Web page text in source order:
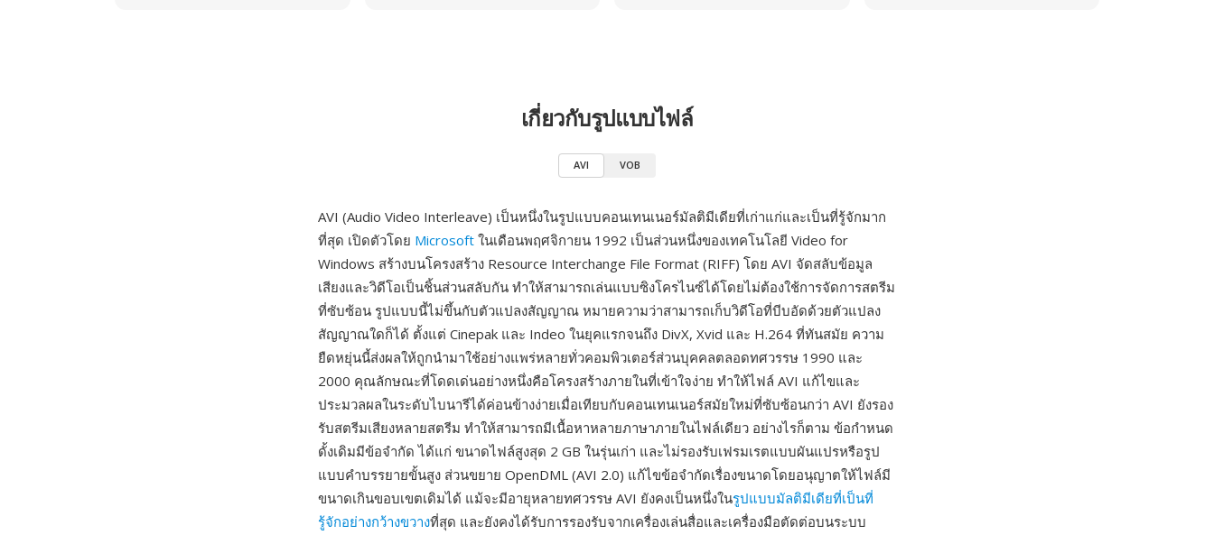
เกี่ยวกับรูปแบบไฟล์
AVI VOB
AVI (Audio Video Interleave) เป็นหนึ่งในรูปแบบคอนเทนเนอร์มัลติมีเดียที่เก่าแก่และเป็นที่รู้จักมาก
ที่สุด เปิดตัวโดย Microsoft ในเดือนพฤศจิกายน 1992 เป็นส่วนหนึ่งของเทคโนโลยี Video for
Windows สร้างบนโครงสร้าง Resource Interchange File Format (RIFF) โดย AVI จัดสลับข้อมูล
เสียงและวิดีโอเป็นชิ้นส่วนสลับกัน ทำให้สามารถเล่นแบบซิงโครไนซ์ได้โดยไม่ต้องใช้การจัดการสตรีม
ที่ซับซ้อน รูปแบบนี้ไม่ขึ้นกับตัวแปลงสัญญาณ หมายความว่าสามารถเก็บวิดีโอที่บีบอัดด้วยตัวแปลง
สัญญาณใดก็ได้ ตั้งแต่ Cinepak และ Indeo ในยุคแรกจนถึง DivX, Xvid และ H.264 ที่ทันสมัย ความ
ยืดหยุ่นนี้ส่งผลให้ถูกนำมาใช้อย่างแพร่หลายทั่วคอมพิวเตอร์ส่วนบุคคลตลอดทศวรรษ 1990 และ
2000 คุณลักษณะที่โดดเด่นอย่างหนึ่งคือโครงสร้างภายในที่เข้าใจง่าย ทำให้ไฟล์ AVI แก้ไขและ
ประมวลผลในระดับไบนารีได้ค่อนข้างง่ายเมื่อเทียบกับคอนเทนเนอร์สมัยใหม่ที่ซับซ้อนกว่า AVI ยังรอง
รับสตรีมเสียงหลายสตรีม ทำให้สามารถมีเนื้อหาหลายภาษาภายในไฟล์เดียว อย่างไรก็ตาม ข้อกำหนด
ดั้งเดิมมีข้อจำกัด ได้แก่ ขนาดไฟล์สูงสุด 2 GB ในรุ่นเก่า และไม่รองรับเฟรมเรตแบบผันแปรหรือรูป
แบบคำบรรยายขั้นสูง ส่วนขยาย OpenDML (AVI 2.0) แก้ไขข้อจำกัดเรื่องขนาดโดยอนุญาตให้ไฟล์มี
ขนาดเกินขอบเขตเดิมได้ แม้จะมีอายุหลายทศวรรษ AVI ยังคงเป็นหนึ่งในรูปแบบมัลติมีเดียที่เป็นที่
รู้จักอย่างกว้างขวางที่สุด และยังคงได้รับการรองรับจากเครื่องเล่นสื่อและเครื่องมือตัดต่อบนระบบ